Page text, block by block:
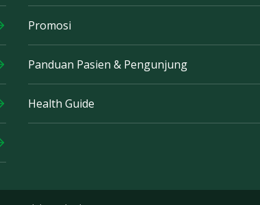
Promosi
Panduan Pasien & Pengunjung
Health Guide